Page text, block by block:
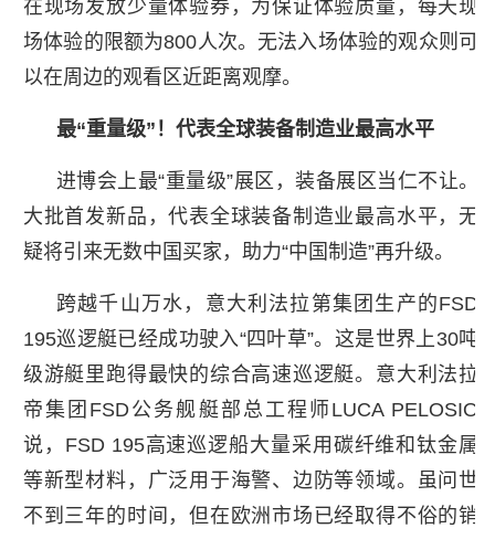
在现场发放少量体验券，为保证体验质量，每天现
场体验的限额为800人次。无法入场体验的观众则可
以在周边的观看区近距离观摩。
最“重量级”！代表全球装备制造业最高水平
进博会上最“重量级”展区，装备展区当仁不让。
大批首发新品，代表全球装备制造业最高水平，无
疑将引来无数中国买家，助力“中国制造”再升级。
跨越千山万水，意大利法拉第集团生产的FSD
195巡逻艇已经成功驶入“四叶草”。这是世界上30吨
级游艇里跑得最快的综合高速巡逻艇。意大利法拉
帝集团FSD公务舰艇部总工程师LUCA PELOSIO
说，FSD 195高速巡逻船大量采用碳纤维和钛金属
等新型材料，广泛用于海警、边防等领域。虽问世
不到三年的时间，但在欧洲市场已经取得不俗的销